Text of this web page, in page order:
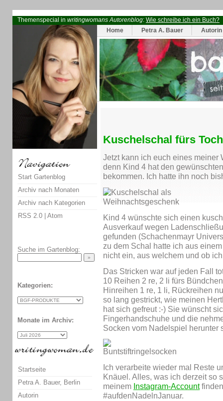
Themenspecial in writingwomans Autorenblog: Wie schreibe ich ein Buch?
Home
Petra A. Bauer Autorin
Kuschelschal fürs
Jetzt kann ich euch eines
denn Kind 4 hat den
bekommen. Ich hatte ihn noch
Kind 4 wünschte sich einen
Ausverkauf wegen
gefunden (Schachenmayr
zu dem Schal hatte ich aus
nicht ein, aus welchem und ob
Das Stricken war auf jeden Fall
10 Reihen 2 re, 2 li fürs
Hinreihen 1 re, 1 li, Rückreihen
so lang gestrickt, wie meinen
hat sich gefreut :-) Sie wünscht
Fingerhandschuhe und die
Socken vom Nadelspiel herunter
Ich verarbeite wieder mal Reste
Knäuel. Alles, was ich derzeit so
meinem Instagram-Account
#aufdenNadelnJanuar.
Start Gartenblog
Archiv nach Monaten
Archiv nach Kategorien
RSS 2.0 | Atom
Suche im Gartenblog:
Kategorien:
Monate im Archiv:
Startseite
Petra A. Bauer, Berlin
Autorin